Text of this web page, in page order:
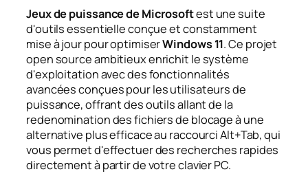
Jeux de puissance de Microsoftest une suite
d'outils essentielle conçue et constamment
mise à jour pour optimiserWindows 11. Ce projet
open source ambitieux enrichit le système
d'exploitation avec des fonctionnalités
avancées conçues pour les utilisateurs de
puissance, offrant des outils allant de la
redenomination des fichiers de blocage à une
alternative plus efficace au raccourci Alt+Tab, qui
vous permet d'effectuer des recherches rapides
directement à partir de votre clavier PC.